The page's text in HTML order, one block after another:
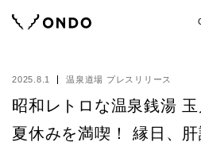
2025.8.1 温泉道場 プレスリリース
昭和レトロな温泉銭湯
夏休みを満喫！ 縁日、